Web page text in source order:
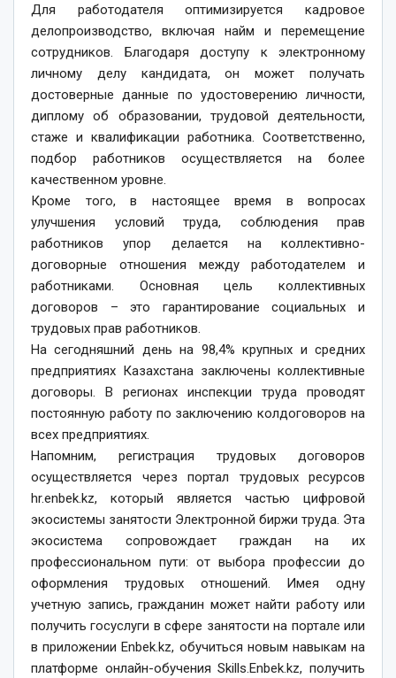
Для работодателя оптимизируется кадровое
делопроизводство, включая найм и перемещение
сотрудников. Благодаря доступу к электронному
личному делу кандидата, он может получать
достоверные данные по удостоверению личности,
диплому об образовании, трудовой деятельности,
стаже и квалификации работника. Соответственно,
подбор работников осуществляется на более
качественном уровне.
Кроме того, в настоящее время в вопросах
улучшения условий труда, соблюдения прав
работников упор делается на коллективно-
договорные отношения между работодателем и
работниками. Основная цель коллективных
договоров – это гарантирование социальных и
трудовых прав работников.
На сегодняшний день на 98,4% крупных и средних
предприятиях Казахстана заключены коллективные
договоры. В регионах инспекции труда проводят
постоянную работу по заключению колдоговоров на
всех предприятиях.
Напомним, регистрация трудовых договоров
осуществляется через портал трудовых ресурсов
hr.enbek.kz, который является частью цифровой
экосистемы занятости Электронной биржи труда. Эта
экосистема сопровождает граждан на их
профессиональном пути: от выбора профессии до
оформления трудовых отношений. Имея одну
учетную запись, гражданин может найти работу или
получить госуслуги в сфере занятости на портале или
в приложении Enbek.kz, обучиться новым навыкам на
платформе онлайн-обучения Skills.Enbek.kz, получить